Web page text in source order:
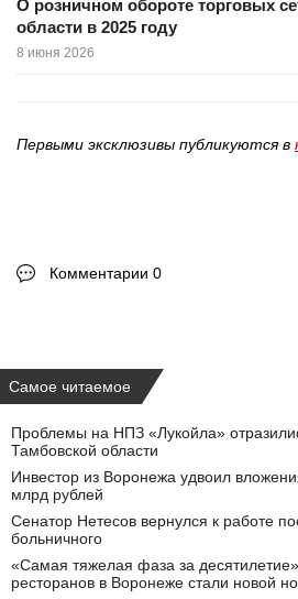
О розничном обороте торговых
области в 2025 году
8 июня 2026
Первыми эксклюзивы публикуются в
Комментарии 0
Самое читаемое
Проблемы на НПЗ «Лукойла»
Тамбовской области
Инвестор из Воронежа удвоил
млрд рублей
Сенатор Нетесов вернулся к работе
больничного
«Самая тяжелая фаза за
ресторанов в Воронеже стали новой